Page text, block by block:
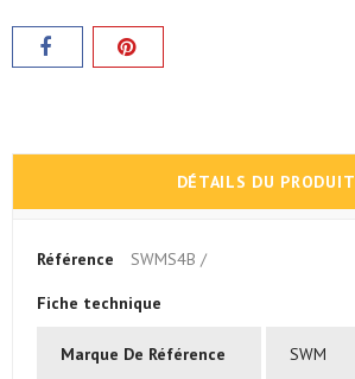
DÉTAILS DU PRODUIT
Référence SWMS4B /
Fiche technique
Marque De Référence SWM